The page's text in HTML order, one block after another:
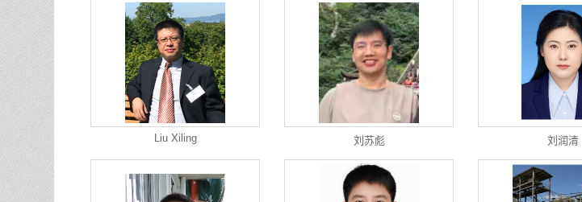
Liu Xiling 刘苏彪 刘润清